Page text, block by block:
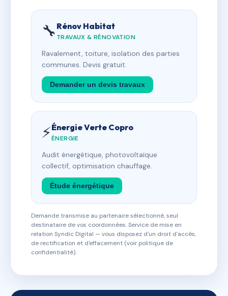
🔧 Rénov Habitat
TRAVAUX & RÉNOVATION
Ravalement, toiture, isolation des parties
communes. Devis gratuit.
Demander un devis travaux
⚡Énergie Verte Copro
ÉNERGIE
Audit énergétique, photovoltaïque
collectif, optimisation chauffage.
Étude énergétique
Demande transmise au partenaire sélectionné, seul
destinataire de vos coordonnées. Service de mise en
relation Syndic Digital — vous disposez d'un droit d'accès,
de rectification et d'effacement (voir politique de
confidentialité).